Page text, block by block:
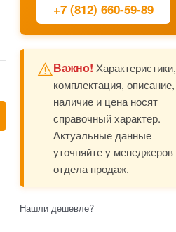
+7 (812) 660-59-89
⚠️Важно! Характеристики,
комплектация, описание,
наличие и цена носят
справочный характер.
Актуальные данные
уточняйте у менеджеров
отдела продаж.
Нашли дешевле?